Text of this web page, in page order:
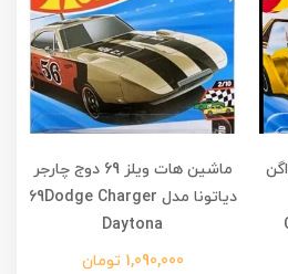
ماشین هات ویلز 69 دوج چارجر
دیاتونا مدل 69Dodge Charger
Daytona
1,090,000 تومان